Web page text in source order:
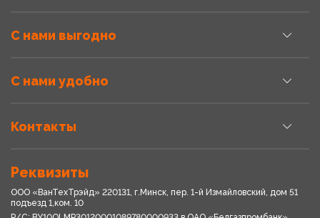
С нами выгодно
С нами удобно
Контакты
Реквизиты
ООО «ВанТехТрэйд» 220131, г.Минск, пер. 1-й Измайловский, дом 51
подъезд 1,ком. 10